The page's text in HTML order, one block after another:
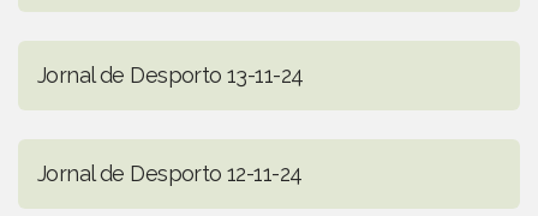
Jornal de Desporto 13-11-24
Jornal de Desporto 12-11-24